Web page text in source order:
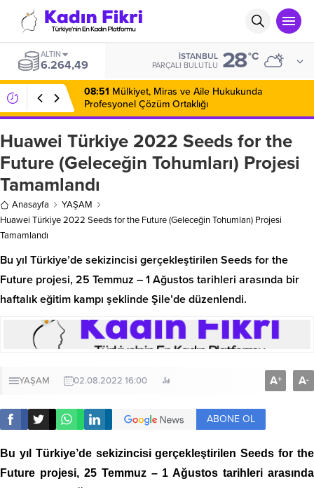
ALTIN
6.264,49
İSTANBUL
PARÇALI BULUTLU 28°C
08:51 Mülkiyet, Miras ve Aile Hukukunda
Profesyonel Çözüm Ortaklığı
Huawei Türkiye 2022 Seeds for the
Future (Geleceğin Tohumları) Projesi
Tamamlandı
Anasayfa
YAŞAM
Huawei Türkiye 2022 Seeds for the Future (Geleceğin Tohumları) Projesi
Tamamlandı
Bu yıl Türkiye’de sekizincisi gerçekleştirilen Seeds for the
Future projesi, 25 Temmuz – 1 Ağustos tarihleri arasında bir
haftalık eğitim kampı şeklinde Şile’de düzenlendi.
YAŞAM 02.08.2022 16:00 A+ A-
ABONE OL
Bu yıl Türkiye’de sekizincisi gerçekleştirilen Seeds for the
Future projesi, 25 Temmuz – 1 Ağustos tarihleri arasında